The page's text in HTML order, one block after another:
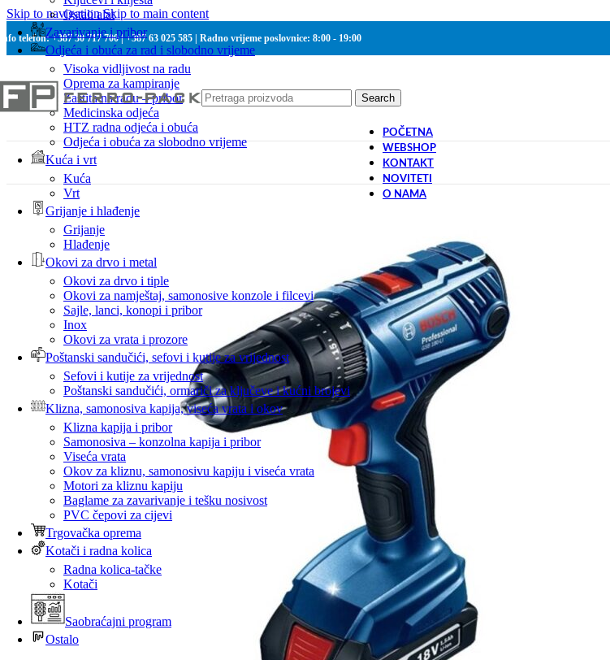
Skip to navigationSkip to main content
telefon: +387 30 717 700 | +387 63 025 585 | Radno vrijeme poslovnice: 8:00 - 19:00
Search
Ostali alat
Zavarivanje i pribor
Odjeća i obuća za rad i slobodno vrijeme
Visoka vidljivost na radu
Oprema za kampiranje
Zaštita na radu – pribor
Medicinska odjeća
HTZ radna odjeća i obuća
Odjeća i obuća za slobodno vrijeme
Kuća i vrt
Kuća
Vrt
Grijanje i hlađenje
Grijanje
Hlađenje
Okovi za drvo i metal
Okovi za drvo i tiple
Okovi za namještaj, samonosive konzole i filcevi
Sajle, lanci, konopi i pribor
Inox
Okovi za vrata i prozore
Poštanski sandučići, sefovi i kutije za vrijednost
Sefovi i kutije za vrijednost
Poštanski sandučići, ormariči za ključeve i kućni brojevi
Klizna, samonosiva kapija, viseća vrata i okov
Klizna kapija i pribor
Samonosiva – konzolna kapija i pribor
Viseća vrata
Okov za kliznu, samonosivu kapiju i viseća vrata
Motori za kliznu kapiju
Baglame za zavarivanje i tešku nosivost
PVC čepovi za cijevi
Trgovačka oprema
Kotači i radna kolica
Radna kolica-tačke
Kotači
Saobraćajni program
Ostalo
POČETNA
WEBSHOP
KONTAKT
NOVITETI
O NAMA